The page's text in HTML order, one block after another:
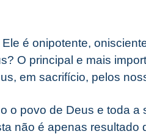
é onipotente,
O principal e mais
em sacrifício, pelos
o povo de Deus e toda a
não é apenas resultado